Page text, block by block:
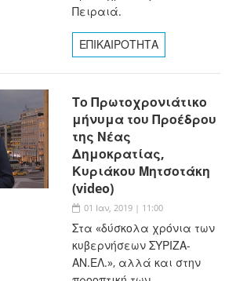
Πειραιά.
ΕΠΙΚΑΙΡΟΤΗΤΑ
Το Πρωτοχρονιάτικο
μήνυμα του Προέδρου
της Νέας
Δημοκρατίας,
Κυριάκου Μητσοτάκη
(video)
01 Ιαν, 2019 | 11:00
Στα «δύσκολα χρόνια των
κυβερνήσεων ΣΥΡΙΖΑ-
ΑΝ.ΕΛ.», αλλά και στην